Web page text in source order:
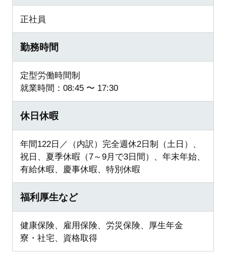
正社員
勤務時間
定型労働時間制
就業時間：08:45 〜 17:30
休日休暇
年間122日／（内訳）完全週休2日制（土日）、
祝日、夏季休暇（7～9月で3日間）、年末年始、
有給休暇、慶事休暇、特別休暇
福利厚生など
健康保険、雇用保険、労災保険、厚生年金
寮・社宅、資格取得